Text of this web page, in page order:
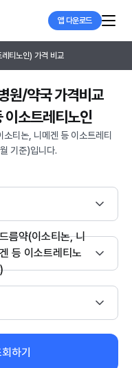
앱 다운로드
티노인) 가격 비교
원/약국 가격비교
소트레티노인
티논, 니메겐 등 이소트레티
기준)입니다.
름약(이소티논, 니
등 이소트레티노
하기